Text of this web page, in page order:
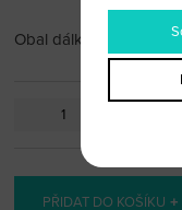
Obal dálkového
PŘIDAT DO KOŠÍKU